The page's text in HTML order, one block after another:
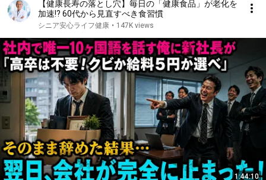
【健康長寿の落とし穴】毎日の「健康食品」が老化を
加速!? 60代から見直すべき食習慣
シニア安心ライフ健康 • 147K views
1:44:10